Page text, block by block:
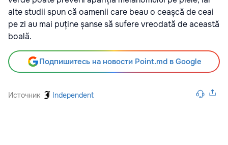
alte studii spun că oamenii care beau o ceașcă de ceai
pe zi au mai puține șanse să sufere vreodată de această
boală.
Подпишитесь на новости Point.md в Google
Источник Independent